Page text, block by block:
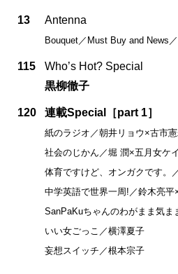
13 Antenna
Bouquet／Must Buy and News
115
Who’s Hot? Special
黒柳徹子
120 連載Special［part 1］
紙のラジオ／朝井リョウ×古市
社会のじかん／堀 潤×五月女ケ
体育ですけど、オンガクです。
中学英語で世界一周!／鈴木亮平
SanPaKuちゃんのわがまま気ま
いい女ごっこ／横澤夏子
妄想スイッチ／根本宗子